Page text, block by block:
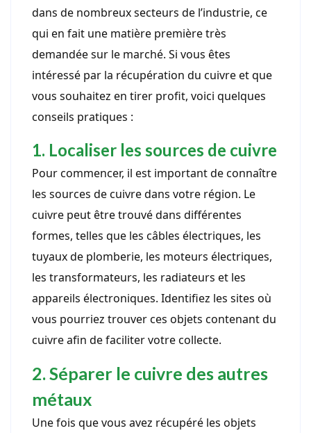
dans de nombreux secteurs de l’industrie, ce
qui en fait une matière première très
demandée sur le marché. Si vous êtes
intéressé par la récupération du cuivre et que
vous souhaitez en tirer profit, voici quelques
conseils pratiques :
1. Localiser les sources de cuivre
Pour commencer, il est important de connaître
les sources de cuivre dans votre région. Le
cuivre peut être trouvé dans différentes
formes, telles que les câbles électriques, les
tuyaux de plomberie, les moteurs électriques,
les transformateurs, les radiateurs et les
appareils électroniques. Identifiez les sites où
vous pourriez trouver ces objets contenant du
cuivre afin de faciliter votre collecte.
2. Séparer le cuivre des autres
métaux
Une fois que vous avez récupéré les objets